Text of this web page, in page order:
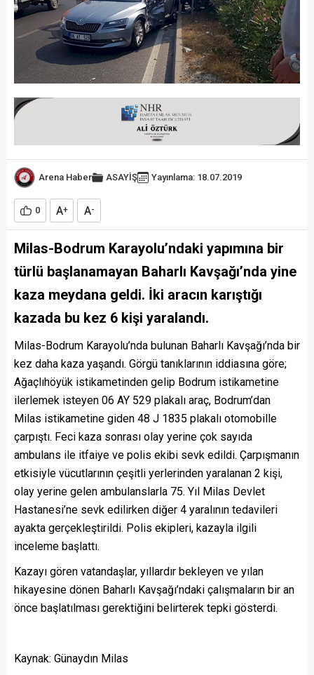
Arena Haber ASAYİŞ Yayınlama: 18.07.2019
0 A+ A-
Milas-Bodrum Karayolu’ndaki yapımına bir
türlü başlanamayan Baharlı Kavşağı’nda yine
kaza meydana geldi. İki aracın karıştığı
kazada bu kez 6 kişi yaralandı.
Milas-Bodrum Karayolu’nda bulunan Baharlı Kavşağı’nda bir
kez daha kaza yaşandı. Görgü tanıklarının iddiasına göre;
Ağaçlıhöyük istikametinden gelip Bodrum istikametine
ilerlemek isteyen 06 AY 529 plakalı araç, Bodrum’dan
Milas istikametine giden 48 J 1835 plakalı otomobille
çarpıştı. Feci kaza sonrası olay yerine çok sayıda
ambulans ile itfaiye ve polis ekibi sevk edildi. Çarpışmanın
etkisiyle vücutlarının çeşitli yerlerinden yaralanan 2 kişi,
olay yerine gelen ambulanslarla 75. Yıl Milas Devlet
Hastanesi’ne sevk edilirken diğer 4 yaralının tedavileri
ayakta gerçekleştirildi. Polis ekipleri, kazayla ilgili
inceleme başlattı.
Kazayı gören vatandaşlar, yıllardır bekleyen ve yılan
hikayesine dönen Baharlı Kavşağı’ndaki çalışmaların bir an
önce başlatılması gerektiğini belirterek tepki gösterdi.
Kaynak: Günaydın Milas